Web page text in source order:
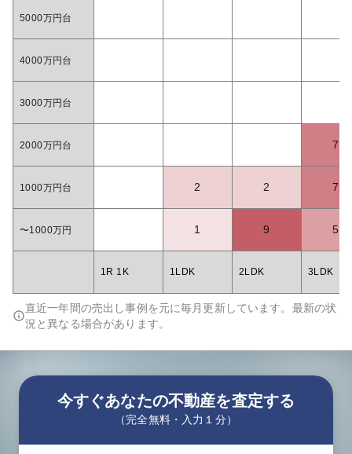
5000万円台
4000万円台
3000万円台
2000万円台 7
1000万円台 2 2 7
〜1000万円 1 9 5
1R 1K 1LDK 2LDK 3LDK
直近一年間の売出し事例を元に毎月更新しています。最新の状
況と異なる場合があります。
今すぐあなたの不動産を査定する
（完全無料・入力１分）